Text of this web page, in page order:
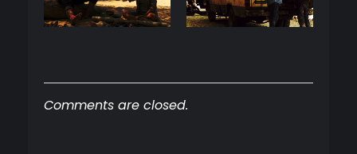
Comments are closed.